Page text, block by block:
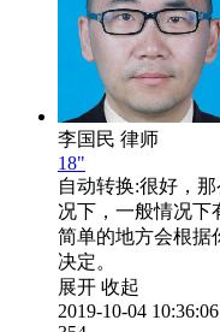
李国民 律师
18"
自动转换:很好，
况下，一般情况下
简单的地方会根据
决定。
展开 收起
2019-10-04 10:36:06